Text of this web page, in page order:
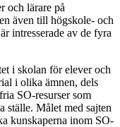
och lärare på
även till högskole- och
intresserade av de fyra
i skolan för elever och
i olika ämnen, dels
SO-resurser som
ställe. Målet med sajten
kunskaperna inom SO-